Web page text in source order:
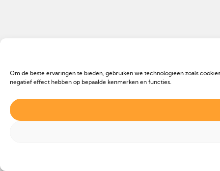
Om de beste ervaringen te bieden, gebruiken we technologieën zoals
negatief effect hebben op bepaalde kenmerken en functies.